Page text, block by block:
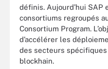
définis. Aujourd’hui SAP
consortiums regroupés
Consortium Program.
d’accélérer les
des secteurs
blockhain.